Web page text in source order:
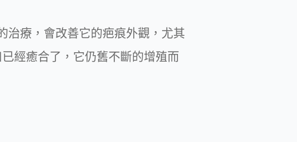
治療，會改善它的疤痕外觀，尤其
經癒合了，它仍舊不斷的增殖而